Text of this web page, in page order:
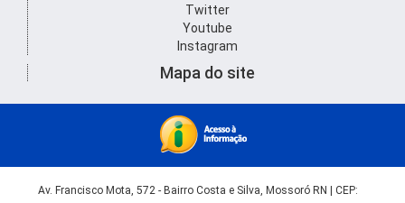
Twitter
Youtube
Instagram
Mapa do site
Av. Francisco Mota, 572 - Bairro Costa e Silva, Mossoró RN | CEP: